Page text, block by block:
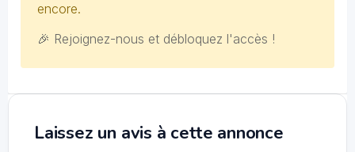
encore.
🎉 Rejoignez-nous et débloquez l'accès !
Laissez un avis à cette annonce